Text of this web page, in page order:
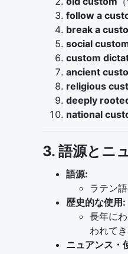
follow a
break a
social
custom
ancient
religious
deeply
national
3. 語源とニ
語源:
ラテン
歴史的な使用:
長年に
われてき
ニュアンス・